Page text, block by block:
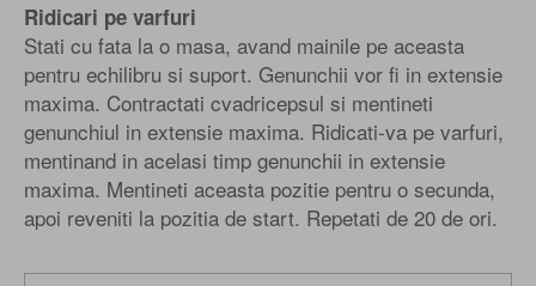
Ridicari pe varfuri
Stati cu fata la o masa, avand mainile pe aceasta
pentru echilibru si suport. Genunchii vor fi in extensie
maxima. Contractati cvadricepsul si mentineti
genunchiul in extensie maxima. Ridicati-va pe varfuri,
mentinand in acelasi timp genunchii in extensie
maxima. Mentineti aceasta pozitie pentru o secunda,
apoi reveniti la pozitia de start. Repetati de 20 de ori.